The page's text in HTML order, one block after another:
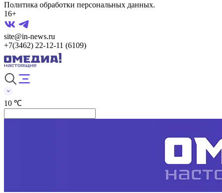
Политика обработки персональных данных.
16+
site@in-news.ru
+7(3462) 22-12-11 (6109)
10 ℃